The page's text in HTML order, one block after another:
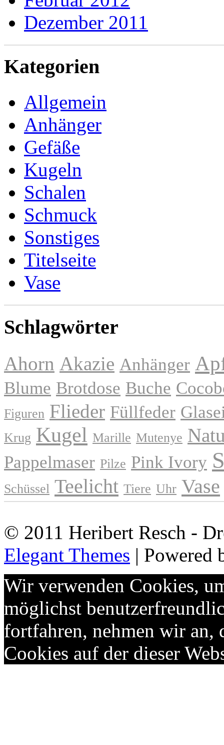
Dezember 2011
Kategorien
Allgemein
Anhänger
Gefäße
Kugeln
Schalen
Schmuck
Sonstiges
Titelseite
Vase
Schlagwörter
Ahorn Akazie Anhänger
Blume Brotdose Buche
Figuren Flieder Füllfeder
Krug Kugel Marille Mutenye
Pappelmaser Pilze Pink Ivory
Schüssel Teelicht Tiere Uhr Vase
© 2011 Heribert Resch -
Elegant Themes | Powered
Wir verwenden Cookies,
möglichst
fortfahren, nehmen wir an,
Cookies auf der dieser